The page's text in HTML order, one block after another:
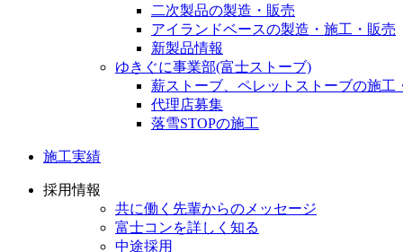
二次製品の製造・販売
アイランドベースの製造・施工・販売
新製品情報
ゆきぐに事業部(富士ストーブ)
薪ストーブ、ペレットストーブの施工
代理店募集
落雪STOPの施工
施工実績
採用情報
共に働く先輩からのメッセージ
富士コンを詳しく知る
中途採用